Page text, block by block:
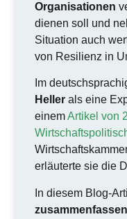
Organisationen
dienen soll und
Situation auch
von Resilienz in
Im
Heller als eine
einemArtikel von
erläuterte sie die
In diesem Blog-